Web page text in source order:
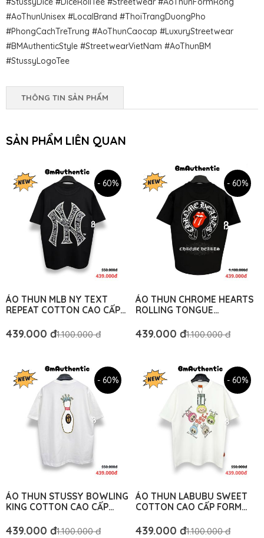
#AoThunUnisex #LocalBrand #ThoiTrangDuongPho
#PhongCachTreTrung #AoThunCaocap #LuxuryStreetwear
#BMAuthenticStyle #StreetwearVietNam #AoThunBM
#StussyLogoTee
THÔNG TIN SẢN PHẨM
SẢN PHẨM LIÊN QUAN
- 60%
ÁO THUN MLB NY TEXT
REPEAT COTTON CAO CẤP
AUTHENTIC
439.000 đ1.100.000 đ
- 60%
ÁO THUN CHROME HEARTS
ROLLING TONGUE
CẤP FORM RỘNG – BM
AUTHENTIC
439.000 đ1.100.000 đ
- 60%
ÁO THUN STUSSY BOWLING
KING COTTON CAO CẤP
AUTHENTIC
439.000 đ1.100.000 đ
- 60%
ÁO THUN LABUBU SWEET
COTTON CAO CẤP FORM
439.000 đ1.100.000 đ